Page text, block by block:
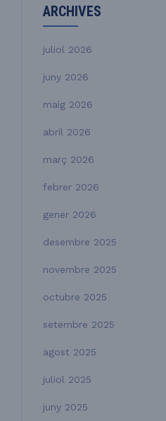
ARCHIVES
juliol 2026
juny 2026
maig 2026
abril 2026
març 2026
febrer 2026
gener 2026
desembre 2025
novembre 2025
octubre 2025
setembre 2025
agost 2025
juliol 2025
juny 2025